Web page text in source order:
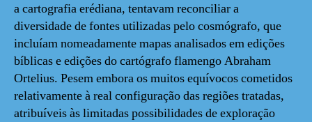
a cartografia erédiana, tentavam reconciliar a
diversidade de fontes utilizadas pelo cosmógrafo, que
incluíam nomeadamente mapas analisados em edições
bíblicas e edições do cartógrafo flamengo Abraham
Ortelius. Pesem embora os muitos equívocos cometidos
relativamente à real configuração das regiões tratadas,
atribuíveis às limitadas possibilidades de exploração